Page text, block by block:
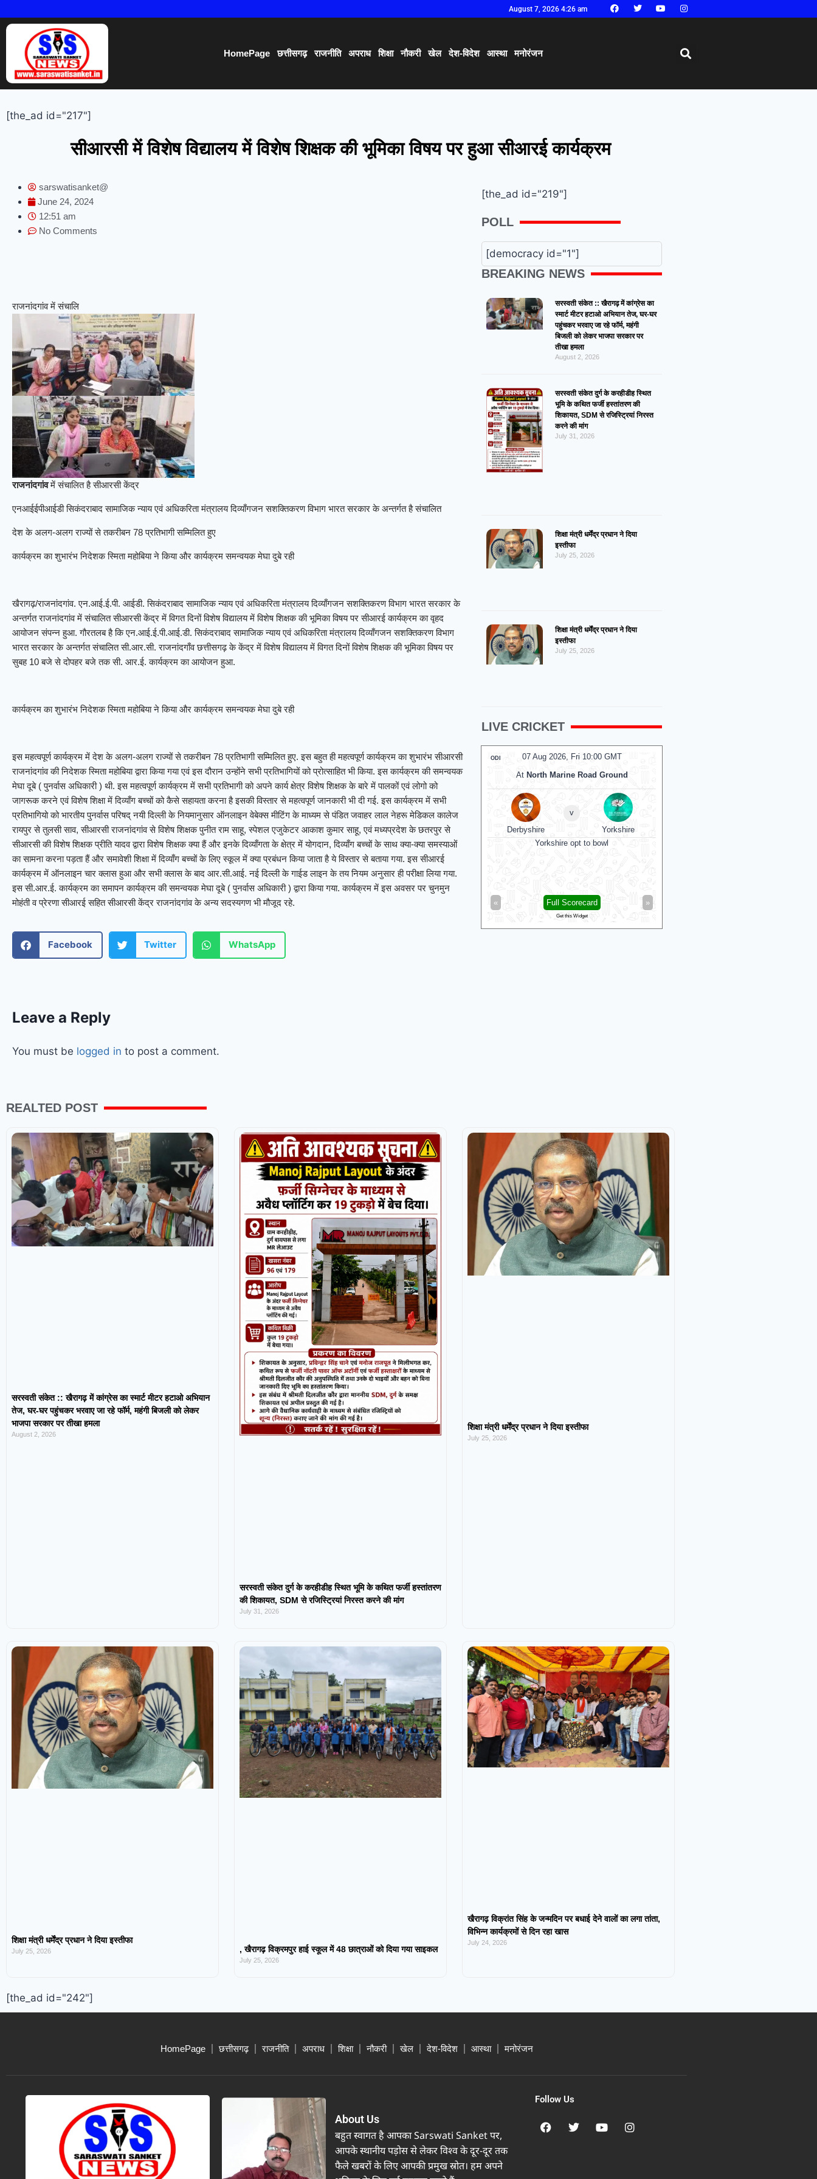
August 7, 2026 4:26 am
HomePage छत्तीसगढ़ राजनीति अपराध शिक्षा नौकरी खेल देश-विदेश आस्था मनोरंजन
[the_ad id="217"]
सीआरसी में विशेष विद्यालय में विशेष शिक्षक की भूमिका विषय पर हुआ सीआरई कार्यक्रम
sarswatisanket@
June 24, 2024
12:51 am
No Comments
राजनांदगांव में संचालि
राजनांदगांवमें संचालित है सीआरसी केंद्र
एनआईईपीआईडी सिकंदराबाद सामाजिक न्याय एवं अधिकरिता मंत्रालय दिव्याँगजन सशक्तिकरण विभाग भारत सरकार के अन्तर्गत है संचालित
देश के अलग-अलग राज्यों से तकरीबन 78 प्रतिभागी सम्मिलित हुए
कार्यक्रम का शुभारंभ निदेशक स्मिता महोबिया ने किया और कार्यक्रम समन्वयक मेघा दुबे रही
खैरागढ़/राजनांदगांव. एन.आई.ई.पी. आईडी. सिकंदराबाद सामाजिक न्याय एवं अधिकरिता मंत्रालय दिव्याँगजन सशक्तिकरण विभाग भारत सरकार के
अन्तर्गत राजनांदगांव में संचालित सीआरसी केंद्र में विगत दिनों विशेष विद्यालय में विशेष शिक्षक की भूमिका विषय पर सीआरई कार्यक्रम का वृहद
आयोजन संपन्न हुआ. गौरतलब है कि एन.आई.ई.पी.आई.डी. सिकंदराबाद सामाजिक न्याय एवं अधिकरिता मंत्रालय दिव्याँगजन सशक्तिकरण विभाग
भारत सरकार के अन्तर्गत संचालित सी.आर.सी. राजनांदगाँव छत्तीसगढ़ के केंद्र में विशेष विद्यालय में विगत दिनों विशेष शिक्षक की भूमिका विषय पर
सुबह 10 बजे से दोपहर बजे तक सी. आर.ई. कार्यक्रम का आयोजन हुआ.
कार्यक्रम का शुभारंभ निदेशक स्मिता महोबिया ने किया और कार्यक्रम समन्वयक मेघा दुबे रही
इस महत्वपूर्ण कार्यक्रम में देश के अलग-अलग राज्यों से तकरीबन 78 प्रतिभागी सम्मिलित हुए. इस बहुत ही महत्वपूर्ण कार्यक्रम का शुभारंभ सीआरसी
राजनांदगांव की निदेशक स्मिता महोबिया द्वारा किया गया एवं इस दौरान उन्होंने सभी प्रतिभागियों को प्रोत्साहित भी किया. इस कार्यक्रम की समन्वयक
मेघा दूबे ( पुनर्वास अधिकारी ) थी. इस महत्वपूर्ण कार्यक्रम में सभी प्रतिभागी को अपने कार्य क्षेत्र विशेष शिक्षक के बारे में पालकों एवं लोगो को
जागरूक करने एवं विशेष शिक्षा में दिव्याँग बच्चों को कैसे सहायता करना है इसकी विस्तार से महत्वपूर्ण जानकारी भी दी गई. इस कार्यक्रम में सभी
प्रतिभागियो को भारतीय पुनर्वास परिषद् नयी दिल्ली के नियमानुसार ऑनलाइन वेबेक्स मीटिंग के माध्यम से पंडित जवाहर लाल नेहरू मेडिकल कालेज
रायपुर से तुलसी साव, सीआरसी राजनांदगांव से विशेष शिक्षक पुनीत राम साहू, स्पेशल एजुकेटर आकाश कुमार साहू, एवं मध्यप्रदेश के छतरपुर से
सीआरसी की विशेष शिक्षक प्रीति यादव द्वारा विशेष शिक्षक क्या हैं और इनके दिव्याँगता के क्षेत्र में योगदान, दिव्याँग बच्चों के साथ क्या-क्या समस्याओं
का सामना करना पड़ता हैं और समावेशी शिक्षा में दिव्याँग बच्चों के लिए स्कूल में क्या प्रबंधन किया जाता है ये विस्तार से बताया गया. इस सीआरई
कार्यक्रम में ऑनलाइन चार क्लास हुआ और सभी क्लास के बाद आर.सी.आई. नई दिल्ली के गाईड लाइन के तय नियम अनुसार ही परीक्षा लिया गया.
इस सी.आर.ई. कार्यक्रम का समापन कार्यक्रम की समन्वयक मेघा दूबे ( पुनर्वास अधिकारी ) द्वारा किया गया. कार्यक्रम में इस अवसर पर चुनमुन
मोहंती व प्रेरणा सीआरई सहित सीआरसी केंद्र राजनांदगांव के अन्य सदस्यगण भी मौजूद रहे.
Facebook Twitter WhatsApp
Leave a Reply
You must be logged in to post a comment.
[the_ad id="219"]
POLL
[democracy id="1"]
BREAKING NEWS
सरस्वती संकेत :: खैरागढ़ में कांग्रेस का
स्मार्ट मीटर हटाओ अभियान तेज, घर-घर
पहुंचकर भरवाए जा रहे फॉर्म, महंगी
बिजली को लेकर भाजपा सरकार पर
तीखा हमला
August 2, 2026
सरस्वती संकेत दुर्ग के करहीडीह स्थित
भूमि के कथित फर्जी हस्तांतरण की
शिकायत, SDM से रजिस्ट्रियां निरस्त
करने की मांग
July 31, 2026
शिक्षा मंत्री धर्मेंद्र प्रधान ने दिया
इस्तीफा
July 25, 2026
शिक्षा मंत्री धर्मेंद्र प्रधान ने दिया
इस्तीफा
July 25, 2026
LIVE CRICKET
07 Aug 2026, Fri 10:00 GMT
ODI
At North Marine Road Ground
Derbyshire
v
Yorkshire
Yorkshire opt to bowl
« »
Full Scorecard
Get this Widget
REALTED POST
सरस्वती संकेत :: खैरागढ़ में कांग्रेस का स्मार्ट मीटर हटाओ अभियान
तेज, घर-घर पहुंचकर भरवाए जा रहे फॉर्म, महंगी बिजली को लेकर
भाजपा सरकार पर तीखा हमला
August 2, 2026
सरस्वती संकेत दुर्ग के करहीडीह स्थित भूमि के कथित फर्जी हस्तांतरण
की शिकायत, SDM से रजिस्ट्रियां निरस्त करने की मांग
July 31, 2026
शिक्षा मंत्री धर्मेंद्र प्रधान ने दिया इस्तीफा
July 25, 2026
शिक्षा मंत्री धर्मेंद्र प्रधान ने दिया इस्तीफा
July 25, 2026 , खैरागढ़ विक्रमपुर हाई स्कूल में 48 छात्राओं को दिया गया साइकल
July 25, 2026
खैरागढ़ विक्रांत सिंह के जन्मदिन पर बधाई देने वालों का लगा तांता,
विभिन्न कार्यक्रमों से दिन रहा खास
July 24, 2026
[the_ad id="242"]
HomePage छत्तीसगढ़ राजनीति अपराध शिक्षा नौकरी खेल देश-विदेश आस्था मनोरंजन
About Us
बहुत स्वागत है आपका Sarswati Sanket पर,
आपके स्थानीय पड़ोस से लेकर विश्व के दूर-दूर तक
फैले खबरों के लिए आपकी प्रमुख स्रोत। हम अपने
Follow Us